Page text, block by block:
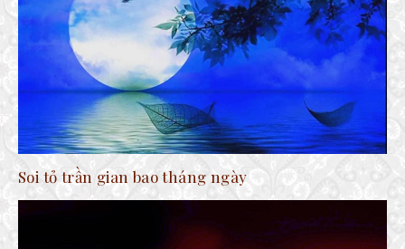
Soi tỏ trần gian bao tháng ngày